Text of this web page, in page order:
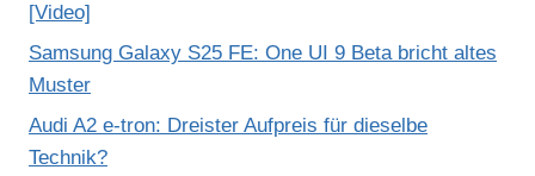
[Video]
Samsung Galaxy S25 FE: One UI 9 Beta bricht altes
Muster
Audi A2 e-tron: Dreister Aufpreis für dieselbe
Technik?